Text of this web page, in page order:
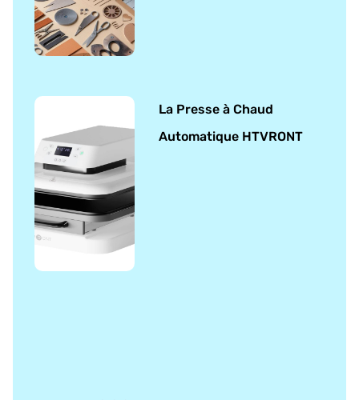
La Presse à Chaud
Automatique HTVRONT